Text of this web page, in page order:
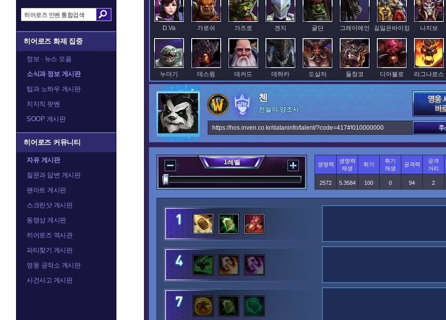
히어로즈 화제 집중
정보 · 뉴스 모음
소식과 정보 게시판
팁과 노하우 게시판
치지직 팟벤
SOOP 게시판
히어로즈 커뮤니티
자유 게시판
질문과 답변 게시판
팬아트 게시판
스크린샷 게시판
동영상 게시판
히어로즈 역사관
파티찾기 게시판
영웅 공작소 게시판
사건사고 게시판
D.Va 가로쉬 가즈로 겐지 굴단 그레이메인 길잃은바이킹 나지보
누더기 데스윙 데커드 데하카 도살자 들창코 디아블로 라그나로스
레오릭 레이너 렉사르 루나라 루시우 리 리 리밍 마이에브
말티엘 말퓨리온 머키 메디브 메이 메피스토 모랄레스중위 무라딘
발라 발리라 블레이즈
아나 아눕아락 아르타니스
알렉스트라자 오르피아 요한나
첸
전설의 양조사
https://hos.inven.co.kr/dataninfo/talent/?code=417#!010000000
1레벨 생명력
생명력
재생
취기
취기
재생
공격력
공격
거리
2572 5.3584 100 0 94 2